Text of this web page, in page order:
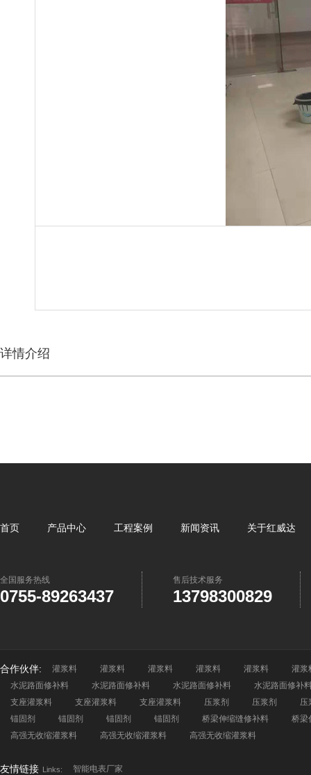
详情介绍
首页 产品中心 工程案例 新闻资讯 关于红威达
全国服务热线
0755-89263437
售后技术服务
13798300829
合作伙伴: 灌浆料 灌浆料 灌浆料 灌浆料 灌浆料
灌浆
水泥路面修补料
水泥路面修补料 水泥路面修补料
水泥路面修补
支座灌浆料
支座灌浆料 支座灌浆料 压浆剂 压浆剂
压
锚固剂
锚固剂 锚固剂 锚固剂 桥梁伸缩缝修补料
桥梁
高强无收缩灌浆料
高强无收缩灌浆料 高强无收缩灌浆料
友情链接 Links: 智能电表厂家